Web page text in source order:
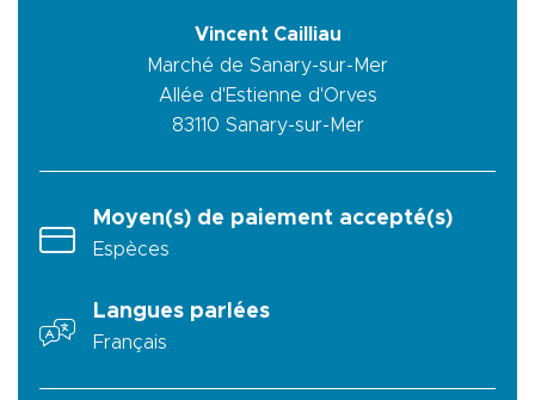
Vincent Cailliau
Marché de Sanary-sur-Mer
Allée d'Estienne d'Orves
83110 Sanary-sur-Mer
Moyen(s) de paiement accepté(s)
Espèces
Langues parlées
Français